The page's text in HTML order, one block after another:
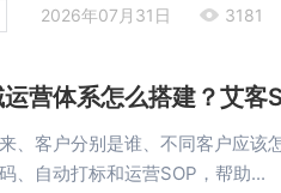
2026年07月31日 3181
营体系怎么搭建？艾客
、客户分别是谁、不同客户应该
、自动打标和运营SOP，帮助...